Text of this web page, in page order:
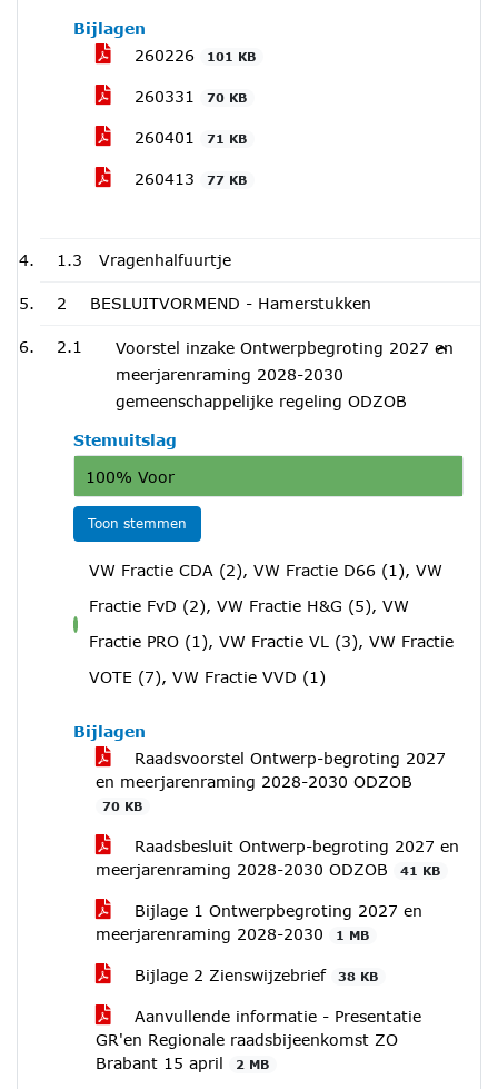
Bijlagen
260226
101 KB
260331 70 KB
260401 71 KB
260413 77 KB
1.3 Vragenhalfuurtje
2 BESLUITVORMEND - Hamerstukken
2.1
Voorstel inzake Ontwerpbegroting 2027 en
meerjarenraming 2028-2030
gemeenschappelijke regeling ODZOB
Stemuitslag
100% Voor
Toon stemmen
voor
VW Fractie CDA (2), VW Fractie D66 (1), VW
Fractie FvD (2), VW Fractie H&G (5), VW
Fractie PRO (1), VW Fractie VL (3), VW Fractie
VOTE (7), VW Fractie VVD (1)
Bijlagen
Raadsvoorstel Ontwerp-begroting 2027
en meerjarenraming 2028-2030 ODZOB
70 KB
Raadsbesluit Ontwerp-begroting 2027 en
meerjarenraming 2028-2030 ODZOB
41 KB
Bijlage 1 Ontwerpbegroting 2027 en
meerjarenraming 2028-2030
1 MB
Bijlage 2 Zienswijzebrief 38 KB
Aanvullende informatie - Presentatie
GR'en Regionale raadsbijeenkomst ZO
Brabant 15 april
2 MB